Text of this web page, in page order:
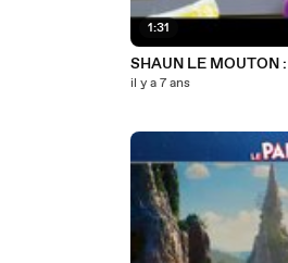
1:31
SHAUN LE MOUTON
il y a 7 ans